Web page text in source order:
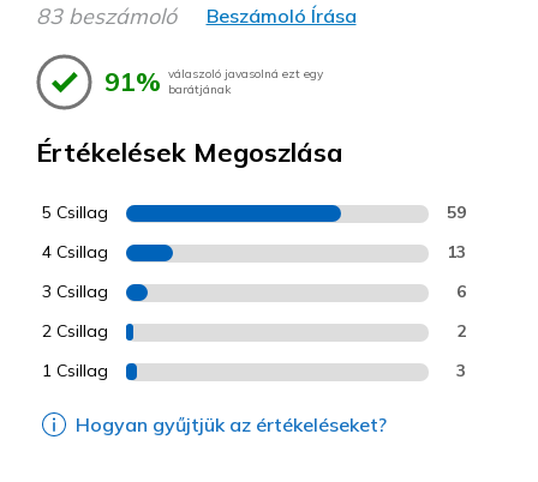
83 beszámoló Beszámoló Írása
91% válaszoló javasolná ezt egy
barátjának
Értékelések Megoszlása
5 Csillag 59
4 Csillag 13
3 Csillag 6
2 Csillag 2
1 Csillag 3
Hogyan gyűjtjük az értékeléseket?